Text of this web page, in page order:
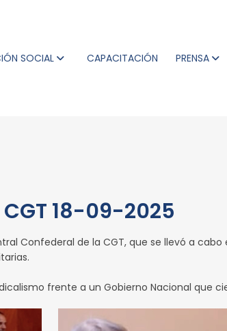
SOCIAL CAPACITACIÓN PRENSA
18-09-2025
Confederal de la CGT, que se llevó a cabo
frente a un Gobierno Nacional que